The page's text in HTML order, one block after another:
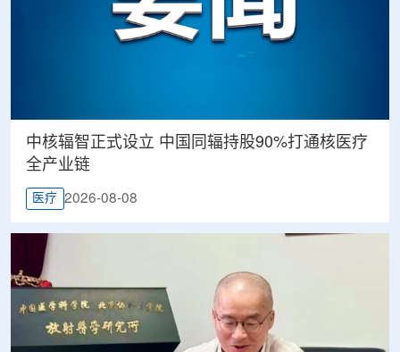
中核辐智正式设立 中国同辐持股90%打通核医疗
全产业链
医疗 2026-08-08